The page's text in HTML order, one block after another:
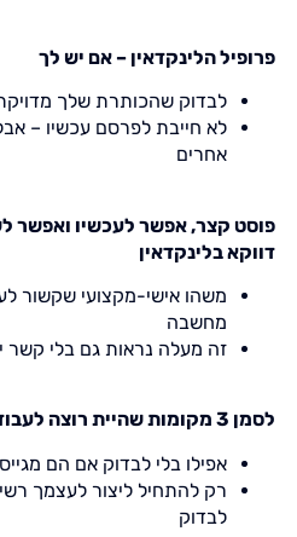
פרופיל הלינקדאין – אם יש לך
לבדוק שהכותרת שלך
לא חייבת לפרסם עכשיו –
אחרים
פוסט קצר, אפשר לעכשיו ואפשר
דווקא בלינקדאין
משהו אישי-מקצועי שקשור
מחשבה
זה מעלה נראות גם בלי קשר
לסמן 3 מקומות שהיית רוצה לעבוד בהם
אפילו בלי לבדוק אם הם
רק להתחיל ליצור לעצמך
לבדוק